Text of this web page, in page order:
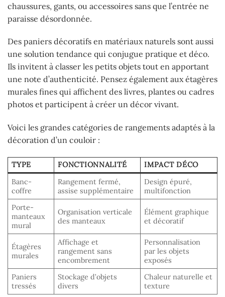
chaussures, gants, ou accessoires sans que l’entrée ne
paraisse désordonnée.
Des paniers décoratifs en matériaux naturels sont aussi
une solution tendance qui conjugue pratique et déco.
Ils invitent à classer les petits objets tout en apportant
une note d’authenticité. Pensez également aux étagères
murales fines qui affichent des livres, plantes ou cadres
photos et participent à créer un décor vivant.
Voici les grandes catégories de rangements adaptés à la
décoration d’un couloir :
TYPE FONCTIONNALITÉ
IMPACT DÉCO
Banc-
coffre
Rangement fermé,
assise supplémentaire
Design épuré,
multifonction
Porte-
manteaux
mural
Organisation verticale
des manteaux
Élément graphique
et décoratif
Étagères
murales
Affichage et
rangement sans
encombrement
Personnalisation
par les objets
exposés
Paniers
tressés
Stockage d’objets
divers
Chaleur naturelle et
texture